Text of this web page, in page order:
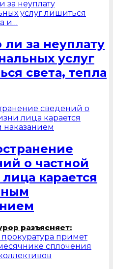
за неуплату
услуг
света, тепла
о частной
карается
разъясняет: